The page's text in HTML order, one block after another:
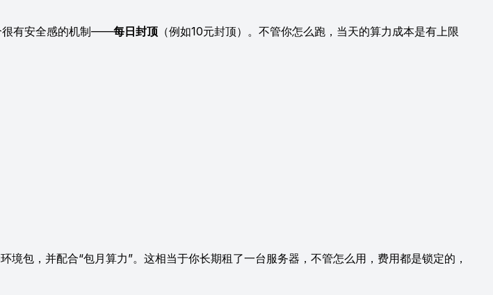
很有安全感的机制——每日封顶 （例如10元封顶）。不管你怎么跑，当天的算力成本是有上限
，并配合“包月算力”。这相当于你长期租了一台服务器，不管怎么用，费用都是锁定的，